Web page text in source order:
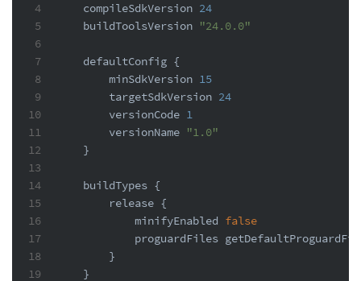
4
5
6
7
8
9
10
11
12
13
14
15
16
17
18
19
    compileSdkVersion
24
    buildToolsVersion
"24.0.0"
    defaultConfig {
        minSdkVersion
15
        targetSdkVersion
24
        versionCode
1
        versionName
"1.0"
    }
    buildTypes {
        release {
            minifyEnabled
false
proguardFiles
        }
    }